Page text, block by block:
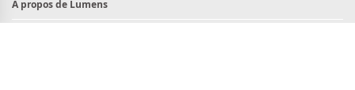
À propos de Lumens